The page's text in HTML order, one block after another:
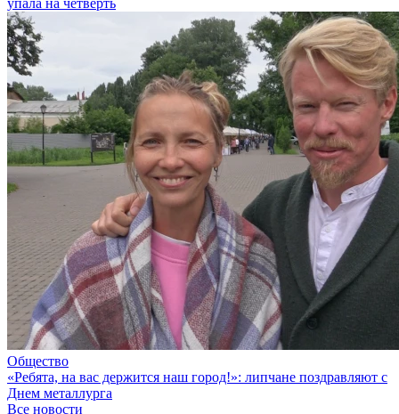
упала на четверть
Общество
«Ребята, на вас держится наш город!»: липчане поздравляют с
Днем металлурга
Все новости